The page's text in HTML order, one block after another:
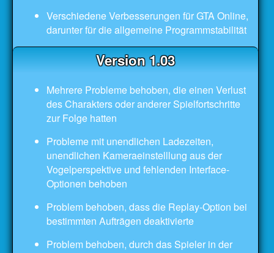
Verschiedene Verbesserungen für GTA Online,
darunter für die allgemeine Programmstabilität
Version 1.03
Mehrere Probleme behoben, die einen Verlust
des Charakters oder anderer Spielfortschritte
zur Folge hatten
Probleme mit unendlichen Ladezeiten,
unendlichen Kameraeinstelllung aus der
Vogelperspektive und fehlenden Interface-
Optionen behoben
Problem behoben, dass die Replay-Option bei
bestimmten Aufträgen deaktivierte
Problem behoben, durch das Spieler in der